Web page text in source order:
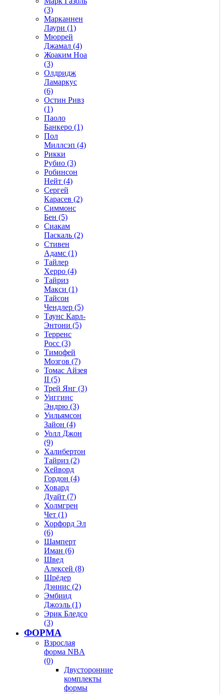
(3)
Марканнен
Лаури (1)
Мюррей
Джамал (4)
Жоаким Ноа
(3)
Олдридж
Ламаркус
(6)
Остин Ривз
(1)
Паоло
Банкеро (1)
Пол
Миллсэп (4)
Рикки
Рубио (3)
Робинсон
Нейт (4)
Сергей
Карасев (2)
Симмонс
Бен (5)
Сиакам
Паскаль (2)
Стивен
Адамс (1)
Тайлер
Херро (4)
Тайриз
Макси (1)
Тайсон
Чендлер (5)
Таунс Карл-
Энтони (5)
Терренс
Росс (3)
Тимофей
Мозгов (7)
Томас Айзея
II (5)
Трей Янг (3)
Уиггинс
Эндрю (3)
Уильямсон
Зайон (4)
Уолл Джон
(9)
Халибертон
Тайриз (2)
Хейворд
Гордон (4)
Ховард
Дуайт (7)
Холмгрен
Чет (1)
Хорфорд Эл
(6)
Шамперт
Иман (6)
Швед
Алексей (8)
Шрёдер
Дэннис (2)
Эмбиид
Джоэль (1)
Эрик Бледсо
(3)
ФОРМА
Взрослая
форма NBA
(0)
Двусторонние
комплекты
формы